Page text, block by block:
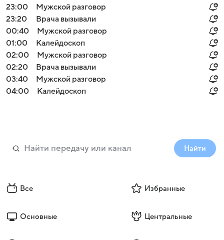
23:00
Мужской разговор
23:20
Врача вызывали
00:40
Мужской разговор
01:00
Калейдоскоп
02:00
Мужской разговор
02:20
Врача вызывали
03:40
Мужской разговор
04:00
Калейдоскоп
Найти
Все Избранные
Основные Центральные